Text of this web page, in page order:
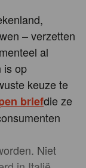
– verzetten
al
is op
keuze te
briefdie ze
Niet